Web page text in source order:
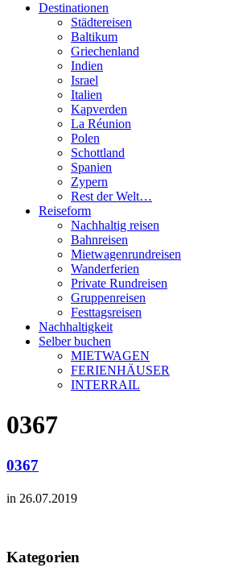
Destinationen
Städtereisen
Baltikum
Griechenland
Indien
Israel
Italien
Kapverden
La Réunion
Polen
Schottland
Spanien
Zypern
Rest der Welt…
Reiseform
Nachhaltig reisen
Bahnreisen
Mietwagenrundreisen
Wanderferien
Private Rundreisen
Gruppenreisen
Festtagsreisen
Nachhaltigkeit
Selber buchen
MIETWAGEN
FERIENHÄUSER
INTERRAIL
0367
0367
in 26.07.2019
Kategorien